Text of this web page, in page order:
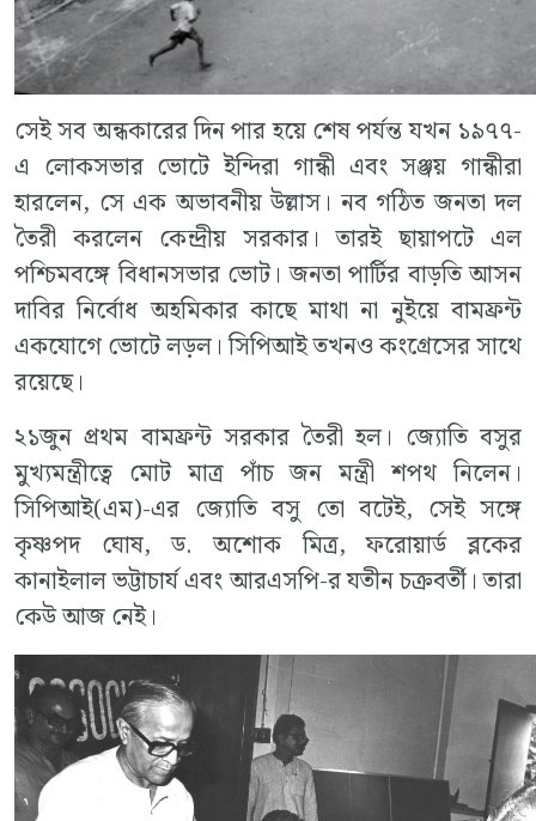
সেই সব অন্ধকারের দিন পার হয়ে শেষ পর্যন্ত যখন ১৯৭৭-
এ লোকসভার ভোটে ইন্দিরা গান্ধী এবং সঞ্জয় গান্ধীরা
হারলেন, সে এক অভাবনীয় উল্লাস। নব গঠিত জনতা দল
তৈরী করলেন কেন্দ্রীয় সরকার। তারই ছায়াপটে এল
পশ্চিমবঙ্গে বিধানসভার ভোট। জনতা পার্টির বাড়তি আসন
দাবির নির্বোধ অহমিকার কাছে মাথা না নুইয়ে বামফ্রন্ট
একযোগে ভোটে লড়ল। সিপিআই তখনও কংগ্রেসের সাথে
রয়েছে।
২১জুন প্রথম বামফ্রন্ট সরকার তৈরী হল। জ্যোতি বসুর
মুখ্যমন্ত্রীত্বে মোট মাত্র পাঁচ জন মন্ত্রী শপথ নিলেন।
সিপিআই(এম)-এর জ্যোতি বসু তো বটেই, সেই সঙ্গে
কৃষ্ণপদ ঘোষ, ড. অশোক মিত্র, ফরোয়ার্ড ব্লকের
কানাইলাল ভট্টাচার্য এবং আরএসপি-র যতীন চক্রবর্তী। তারা
কেউ আজ নেই।